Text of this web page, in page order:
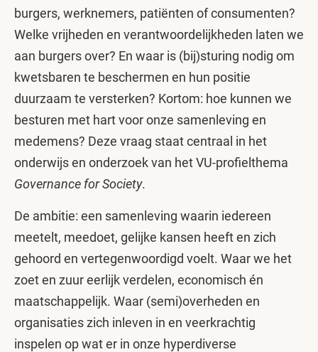
burgers, werknemers, patiënten of consumenten?
Welke vrijheden en verantwoordelijkheden laten we
aan burgers over? En waar is (bij)sturing nodig om
kwetsbaren te beschermen en hun positie
duurzaam te versterken? Kortom: hoe kunnen we
besturen met hart voor onze samenleving en
medemens? Deze vraag staat centraal in het
onderwijs en onderzoek van het VU-profielthema
Governance for Society.
De ambitie: een samenleving waarin iedereen
meetelt, meedoet, gelijke kansen heeft en zich
gehoord en vertegenwoordigd voelt. Waar we het
zoet en zuur eerlijk verdelen, economisch én
maatschappelijk. Waar (semi)overheden en
organisaties zich inleven in en veerkrachtig
inspelen op wat er in onze hyperdiverse